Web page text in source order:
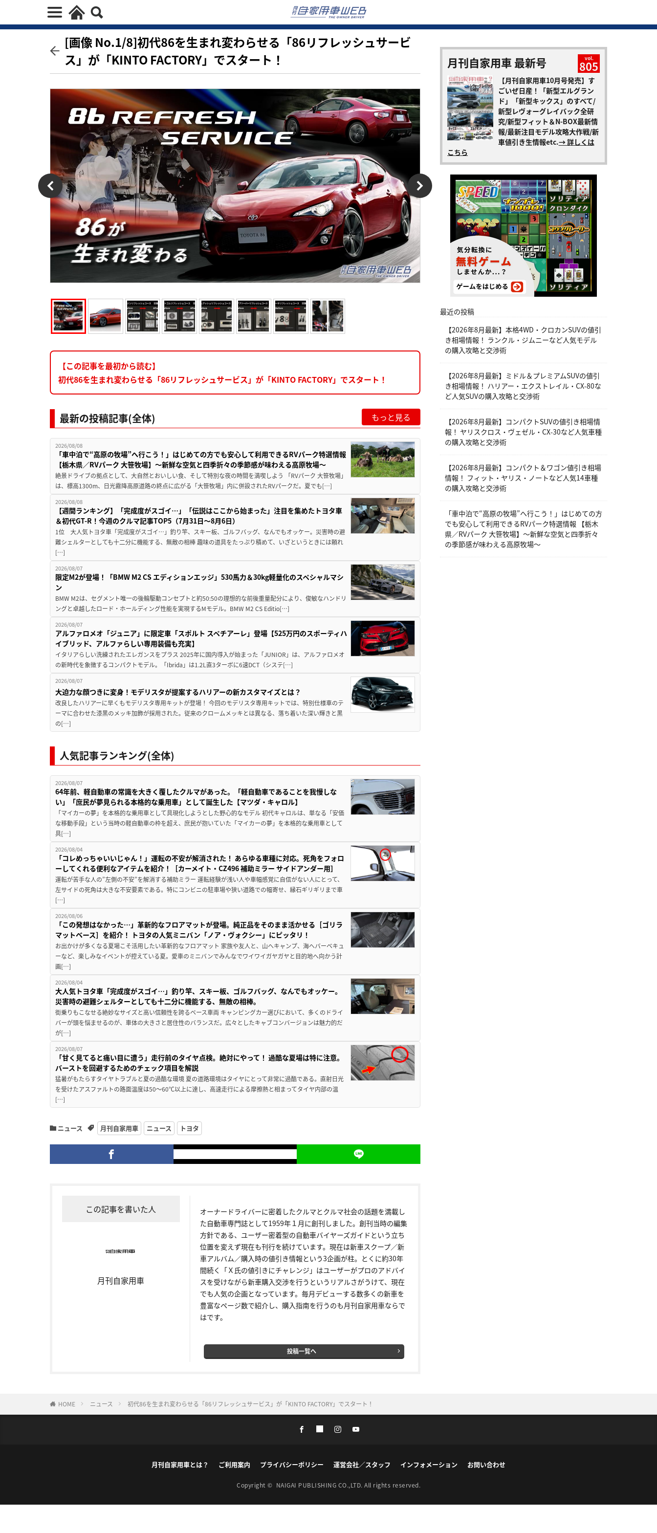
[画像 No.1/8]初代86を生まれ変わらせる「86リフレッシュサービ
ス」が「KINTO FACTORY」でスタート！
【この記事を最初から読む】
初代86を生まれ変わらせる「86リフレッシュサービス」が「KINTO FACTORY」でスタート！
最新の投稿記事(全体) もっと見る
2026/08/08
「車中泊で“高原の牧場”へ行こう！」はじめての方でも安心して利用できるRVパーク特選情報
【栃木県／RVパーク 大笹牧場】～新鮮な空気と四季折々の季節感が味わえる高原牧場～
絶景ドライブの拠点として、大自然とおいしい食、そして特別な夜の時間を満喫しよう 「RVパーク 大笹牧場」
は、標高1300m、日光霧降高原道路の終点に広がる「大笹牧場」内に併設されたRVパークだ。夏でも[…]
2026/08/08
【週間ランキング】「完成度がスゴイ…」「伝説はここから始まった」注目を集めたトヨタ車
＆初代GT-R！今週のクルマ記事TOP5（7月31日〜8月6日）
1位 大人気トヨタ車「完成度がスゴイ…」釣り竿、スキー板、ゴルフバッグ、なんでもオッケー。災害時の避
難シェルターとしても十二分に機能する、無敵の相棒 趣味の道具をたっぷり積めて、いざというときには頼れ
[…]
2026/08/07
限定M2が登場！「BMW M2 CS エディションエッジ」530馬力＆30kg軽量化のスペシャルマシ
ン
BMW M2は、セグメント唯一の後輪駆動コンセプトと約50:50の理想的な前後重量配分により、俊敏なハンドリ
ングと卓越したロード・ホールディング性能を実現するMモデル。BMW M2 CS Editio[…]
2026/08/07
アルファロメオ「ジュニア」に限定車「スポルト スペチアーレ」登場【525万円のスポーティハ
イブリッド、アルファらしい専用装備も充実】
イタリアらしい洗練されたエレガンスをプラス 2025年に国内導入が始まった「JUNIOR」は、アルファロメオ
の新時代を象徴するコンパクトモデル。「Ibrida」は1.2L直3ターボに6速DCT（システ[…]
2026/08/07
大迫力な顔つきに変身！モデリスタが提案するハリアーの新カスタマイズとは？
改良したハリアーに早くもモデリスタ専用キットが登場！ 今回のモデリスタ専用キットでは、特別仕様車のテ
ーマに合わせた漆黒のメッキ加飾が採用された。従来のクロームメッキとは異なる、落ち着いた深い輝きと黒
の[…]
人気記事ランキング(全体)
2026/08/07
64年前、軽自動車の常識を大きく覆したクルマがあった。「軽自動車であることを我慢しな
い」「庶民が夢見られる本格的な乗用車」として誕生した【マツダ・キャロル】
「マイカーの夢」を本格的な乗用車として具現化しようとした野心的なモデル 初代キャロルは、単なる「安価
な移動手段」という当時の軽自動車の枠を超え、庶民が抱いていた「マイカーの夢」を本格的な乗用車として
具[…]
2026/08/04
「コレめっちゃいいじゃん！」運転の不安が解消された！ あらゆる車種に対応。死角をフォロ
ーしてくれる便利なアイテムを紹介！［カーメイト・CZ496 補助ミラー サイドアンダー用］
運転が苦手な人の”左側の不安”を解消する補助ミラー 運転経験が浅い人や車幅感覚に自信がない人にとって、
左サイドの死角は大きな不安要素である。特にコンビニの駐車場や狭い道路での幅寄せ、縁石ギリギリまで車
[…]
2026/08/06
「この発想はなかった…」革新的なフロアマットが登場。純正品をそのまま活かせる［ゴリラ
マットベース］を紹介！ トヨタの人気ミニバン「ノア・ヴォクシー」にピッタリ！
お出かけが多くなる夏場こそ活用したい革新的なフロアマット 家族や友人と、山へキャンプ、海へバーベキュ
ーなど、楽しみなイベントが控えている夏。愛車のミニバンでみんなでワイワイガヤガヤと目的地へ向かう計
画[…]
2026/08/04
大人気トヨタ車「完成度がスゴイ…」釣り竿、スキー板、ゴルフバッグ、なんでもオッケー。
災害時の避難シェルターとしても十二分に機能する、無敵の相棒。
街乗りもこなせる絶妙なサイズと高い信頼性を誇るベース車両 キャンピングカー選びにおいて、多くのドライ
バーが頭を悩ませるのが、車体の大きさと居住性のバランスだ。広々としたキャブコンバージョンは魅力的だ
が[…]
2026/08/07
「甘く見てると痛い目に遭う」走行前のタイヤ点検。絶対にやって！ 過酷な夏場は特に注意。
バーストを回避するためのチェック項目を解説
猛暑がもたらすタイヤトラブルと夏の過酷な環境 夏の道路環境はタイヤにとって非常に過酷である。直射日光
を受けたアスファルトの路面温度は50〜60℃以上に達し、高速走行による摩擦熱と相まってタイヤ内部の温
[…]
ニュース 月刊自家用車 ニュース トヨタ
この記事を書いた人
月刊自家用車
オーナードライバーに密着したクルマとクルマ社会の話題を満載し
た自動車専門誌として1959年１月に創刊しました。創刊当時の編集
方針である、ユーザー密着型の自動車バイヤーズガイドという立ち
位置を変えず現在も刊行を続けています。現在は新車スクープ／新
車アルバム／購入時の値引き情報という3企画が柱。とくに約30年
間続く「Ｘ氏の値引きにチャレンジ」はユーザーがプロのアドバイ
スを受けながら新車購入交渉を行うというリアルさがうけて、現在
でも人気の企画となっています。毎月デビューする数多くの新車を
豊富なページ数で紹介し、購入指南を行うのも月刊自家用車ならで
はです。
投稿一覧へ
月刊自家用車 最新号 vol.
805
【月刊自家用車10月号発売】す
ごいぜ日産！「新型エルグラン
ド」「新型キックス」のすべて/
新型レヴォーグレイバック全研
究/新型フィット＆N-BOX最新情
報/最新注目モデル攻略大作戦/新
車値引き生情報etc.→ 詳しくは
こちら
最近の投稿
【2026年8月最新】本格4WD・クロカンSUVの値引
き相場情報！ ランクル・ジムニーなど人気モデル
の購入攻略と交渉術
【2026年8月最新】ミドル＆プレミアムSUVの値引
き相場情報！ ハリアー・エクストレイル・CX-80な
ど人気SUVの購入攻略と交渉術
【2026年8月最新】コンパクトSUVの値引き相場情
報！ ヤリスクロス・ヴェゼル・CX-30など人気車種
の購入攻略と交渉術
【2026年8月最新】コンパクト＆ワゴン値引き相場
情報！ フィット・ヤリス・ノートなど人気14車種
の購入攻略と交渉術
「車中泊で“高原の牧場”へ行こう！」はじめての方
でも安心して利用できるRVパーク特選情報 【栃木
県／RVパーク 大笹牧場】～新鮮な空気と四季折々
の季節感が味わえる高原牧場～
HOME ニュース 初代86を生まれ変わらせる「86リフレッシュサービス」が「KINTO FACTORY」でスタート！
月刊自家用車とは？ ご利用案内 プライバシーポリシー 運営会社／スタッフ インフォメーション お問い合わせ
Copyright © NAIGAI PUBLISHING CO.,LTD. All rights reserved.